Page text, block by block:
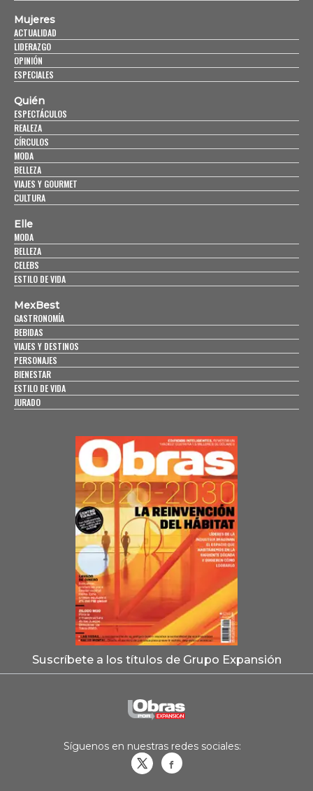
Mujeres
ACTUALIDAD
LIDERAZGO
OPINIÓN
ESPECIALES
Quién
ESPECTÁCULOS
REALEZA
CÍRCULOS
MODA
BELLEZA
VIAJES Y GOURMET
CULTURA
Elle
MODA
BELLEZA
CELEBS
ESTILO DE VIDA
MexBest
GASTRONOMÍA
BEBIDAS
VIAJES Y DESTINOS
PERSONAJES
BIENESTAR
ESTILO DE VIDA
JURADO
Suscríbete a los títulos de Grupo Expansión
Síguenos en nuestras redes sociales: